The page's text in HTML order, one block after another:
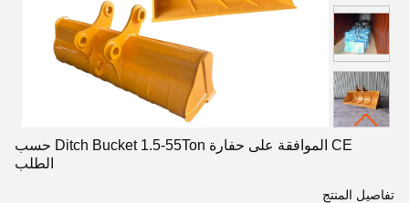
CE الموافقة على حفارة Ditch Bucket 1.5-55Ton حسب
الطلب
تفاصيل المنتج